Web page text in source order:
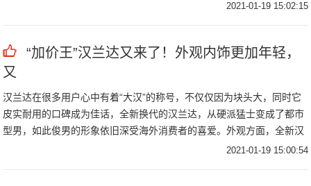
2021-01-19 15:02:15
“加价王”汉兰达又来了！外观内饰更加年轻，
又
汉兰达在很多用户心中有着“大汉”的称号，不仅仅因为块头大，同时它
皮实耐用的口碑成为佳话，全新换代的汉兰达，从硬派猛士变成了都市
型男，如此俊男的形象依旧深受海外消费者的喜爱。外观方面，全新汉
2021-01-19 15:00:54